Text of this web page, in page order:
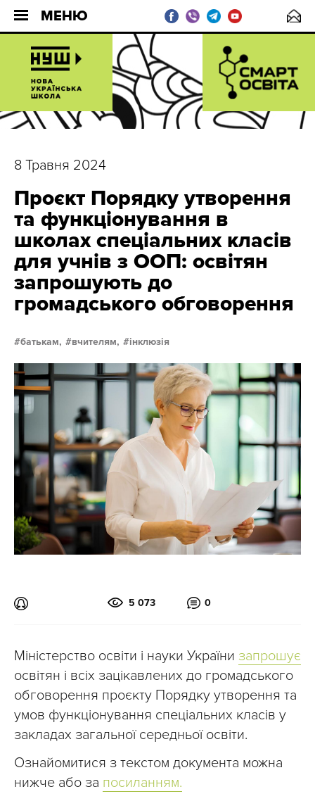
МЕНЮ
8 Травня 2024
Проєкт Порядку утворення
та функціонування в
школах спеціальних класів
для учнів з ООП: освітян
запрошують до
громадського обговорення
батькам, вчителям, інклюзія
5 073 0
Міністерство освіти і науки України запрошує
освітян і всіх зацікавлених до громадського
обговорення проєкту Порядку утворення та
умов функціонування спеціальних класів у
закладах загальної середньої освіти.
Ознайомитися з текстом документа можна
нижче або за посиланням.